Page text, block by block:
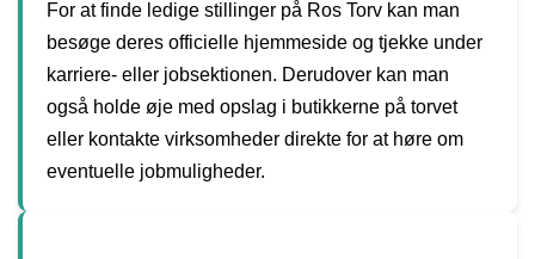
For at finde ledige stillinger på Ros Torv kan man
besøge deres officielle hjemmeside og tjekke under
karriere- eller jobsektionen. Derudover kan man
også holde øje med opslag i butikkerne på torvet
eller kontakte virksomheder direkte for at høre om
eventuelle jobmuligheder.